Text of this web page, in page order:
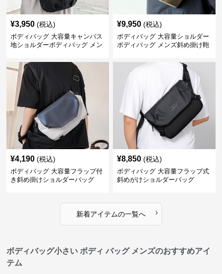
¥3,950 (税込)
ボディバッグ 大容量キャンバス
地ショルダーボディバッグ メン
¥9,950 (税込)
ボディバッグ 大容量ショルダー
ボディバッグ メンズ斜め掛け鞄
¥4,190 (税込)
ボディバッグ 大容量フラップ付
き斜め掛けショルダーバッグ
¥8,850 (税込)
ボディバッグ 大容量フラップ式
斜めがけショルダーバッグ
新着アイテムの一覧へ ›
ボディバッグ小さい ボディ バッグ メンズのおすすめアイ
テム